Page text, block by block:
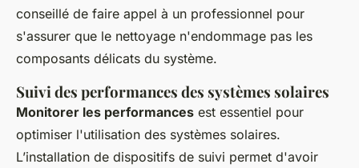
conseillé de faire appel à un professionnel pour
s'assurer que le nettoyage n'endommage pas les
composants délicats du système.
Suivi des performances des systèmes solaires
Monitorer les performances est essentiel pour
optimiser l'utilisation des systèmes solaires.
L’installation de dispositifs de suivi permet d'avoir